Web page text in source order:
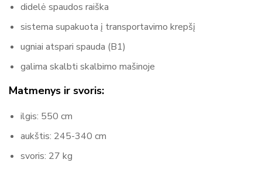
didelė spaudos raiška
sistema supakuota į transportavimo krepšį
ugniai atspari spauda (B1)
galima skalbti skalbimo mašinoje
Matmenys ir svoris:
ilgis: 550 cm
aukštis: 245-340 cm
svoris: 27 kg